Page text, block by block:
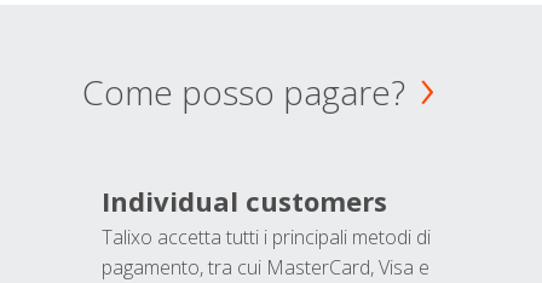
Come posso pagare?
Individual customers
Talixo accetta tutti i principali metodi di
pagamento, tra cui MasterCard, Visa e